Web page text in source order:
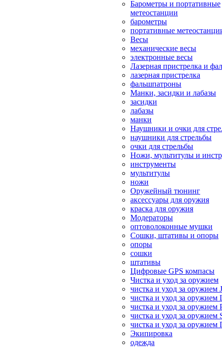
Барометры и портативные
метеостанции
барометры
портативные
Весы
механические весы
электронные весы
Лазерная пристрелка и
лазерная пристрелка
фальшпатроны
Манки, засидки и лабазы
засидки
лабазы
манки
Наушники и очки для
наушники для стрельбы
очки для стрельбы
Ножи, мультитулы и
инструменты
мультитулы
ножи
Оружейный тюнинг
аксессуары для оружия
краска для оружия
Модераторы
оптоволоконные мушки
Сошки, штативы и опоры
опоры
сошки
штативы
Цифровые GPS компасы
Чистка и уход за оружием
чистка и уход за оружием
чистка и уход за оружием
чистка и уход за оружием
чистка и уход за оружием
чистка и уход за
Экипировка
одежда